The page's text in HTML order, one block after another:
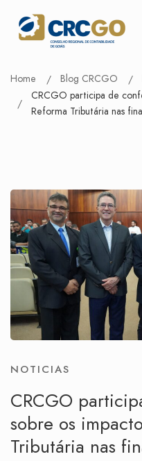
Home Blog CRCGO
CRCGO participa de
Reforma Tributária nas
NOTICIAS
CRCGO
sobre os
Tributária nas